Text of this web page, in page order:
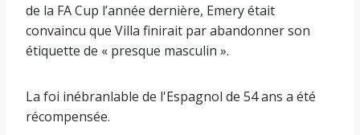
de la FA Cup l’année dernière, Emery était
convaincu que Villa finirait par abandonner son
étiquette de « presque masculin ».
La foi inébranlable de l'Espagnol de 54 ans a été
récompensée.